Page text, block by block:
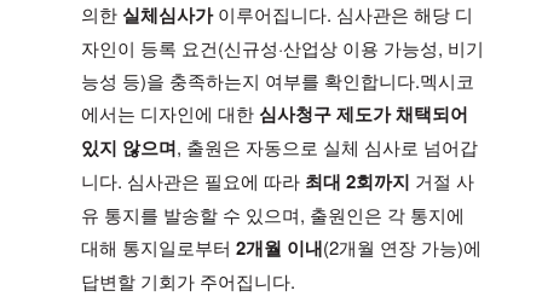
의한 실체심사가이루어집니다. 심사관은 해당 디
자인이 등록 요건(신규성·산업상 이용 가능성, 비기
능성 등)을 충족하는지 여부를 확인합니다.멕시코
에서는 디자인에 대한 심사청구 제도가 채택되어
있지 않으며, 출원은 자동으로 실체 심사로 넘어갑
니다. 심사관은 필요에 따라 최대 2회까지 거절 사
유 통지를 발송할 수 있으며, 출원인은 각 통지에
대해 통지일로부터2개월 이내(2개월 연장 가능)에
답변할 기회가 주어집니다.